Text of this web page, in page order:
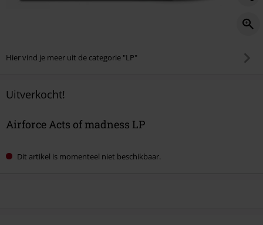
Hier vind je meer uit de categorie "LP"
Uitverkocht!
Airforce Acts of madness LP
Dit artikel is momenteel niet beschikbaar.